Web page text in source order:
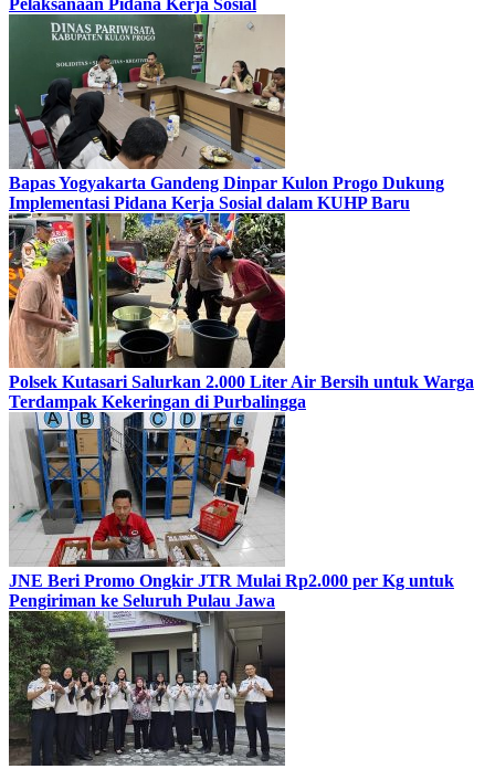
Pelaksanaan Pidana Kerja Sosial
Bapas Yogyakarta Gandeng Dinpar Kulon Progo Dukung
Implementasi Pidana Kerja Sosial dalam KUHP Baru
Polsek Kutasari Salurkan 2.000 Liter Air Bersih untuk Warga
Terdampak Kekeringan di Purbalingga
JNE Beri Promo Ongkir JTR Mulai Rp2.000 per Kg untuk
Pengiriman ke Seluruh Pulau Jawa